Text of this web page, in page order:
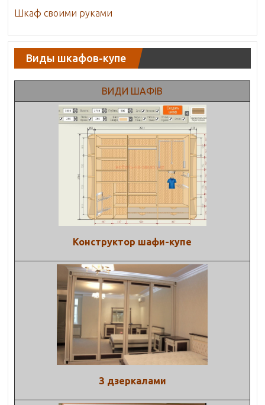
Шкаф своими руками
Виды шкафов-купе
ВИДИ ШАФІВ
Конструктор шафи-купе
З дзеркалами